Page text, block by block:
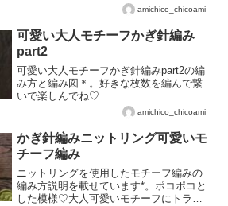
amichico_chicoami
可愛い大人モチーフかぎ針編み
part2
可愛い大人モチーフかぎ針編みpart2の編
み方と編み図＊。好きな枚数を編んで繋
いで楽しんでね♡
amichico_chicoami
かぎ針編みニットリング可愛いモ
チーフ編み
ニットリングを使用したモチーフ編みの
編み方説明を載せています*。ポコポコと
した模様♡大人可愛いモチーフにトライ